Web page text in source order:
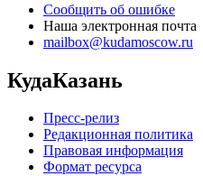
Сообщить об ошибке
Наша электронная почта
mailbox@kudamoscow.ru
КудаКазань
Пресс-релиз
Редакционная политика
Правовая информация
Формат ресурса